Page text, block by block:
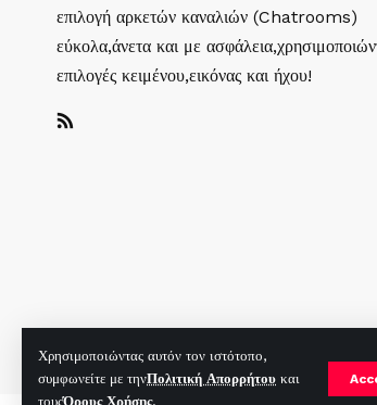
Χρησιμοποιώντας αυτόν τον ιστότοπο,
συμφωνείτε με τηνΠολιτική Απορρήτου και
τουςΌρους Χρήσης.
επιλογή αρκετών καναλιών (Chatrooms)
εύκολα,άνετα και με
επιλογές κειμένου,εικόνας και ήχου!